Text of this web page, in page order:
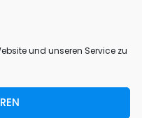
und unseren Service zu
Reserved.
.